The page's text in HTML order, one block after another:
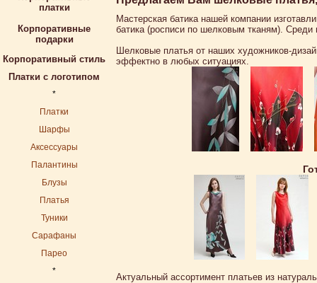
платки
Корпоративные
подарки
Корпоративный стиль
Платки с логотипом
*
Платки
Шарфы
Аксессуары
Палантины
Блузы
Платья
Туники
Сарафаны
Парео
*
Мастерская батика нашей компании
батика (росписи по шелковым тканям).
Шелковые платья от наших художников-
эффектно в любых ситуациях.
Актуальный ассортимент платьев из